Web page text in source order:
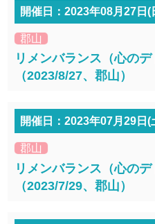
開催日：2023年08月27日(
郡山
リメンバランス（心の
（2023/8/27、郡山）
開催日：2023年07月29日(
郡山
リメンバランス（心の
（2023/7/29、郡山）